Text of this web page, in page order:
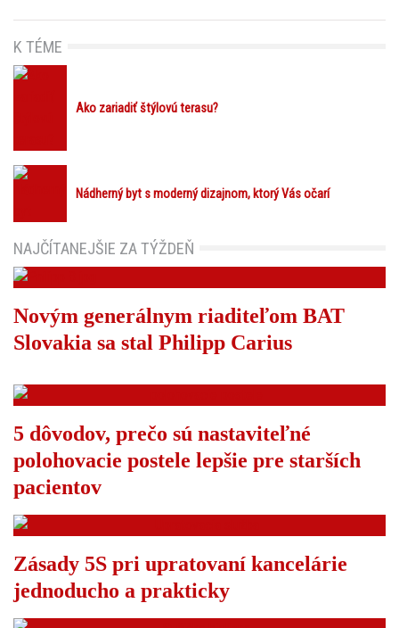
K TÉME
Ako zariadiť štýlovú terasu?
Nádherný byt s moderný dizajnom, ktorý Vás očarí
NAJČÍTANEJŠIE ZA TÝŽDEŇ
Novým generálnym riaditeľom BAT
Slovakia sa stal Philipp Carius
5 dôvodov, prečo sú nastaviteľné
polohovacie postele lepšie pre starších
pacientov
Zásady 5S pri upratovaní kancelárie
jednoducho a prakticky